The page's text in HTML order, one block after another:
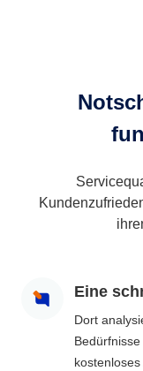
Eine
Dort